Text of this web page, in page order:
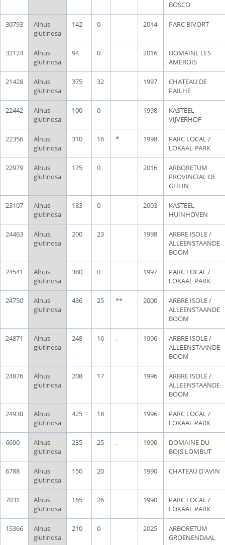
BOSCO
30793
Alnus
glutinosa
142 0 2014 PARC BIVORT
32124
Alnus
glutinosa
94 0 2016
DOMAINE LES
AMEROIS
21428
Alnus
glutinosa
375 32 1997
CHATEAU DE
PAILHE
22442
Alnus
glutinosa
100 0 1998
KASTEEL
VIJVERHOF
22356
Alnus
glutinosa
310 16 * 1998
PARC LOCAL /
LOKAAL PARK
22979
Alnus
glutinosa
175 0 2016
ARBORETUM
PROVINCIAL DE
GHLIN
23107
Alnus
glutinosa
183 0 2003
KASTEEL
HUINHOVEN
24463
Alnus
glutinosa
200 23 1998
ARBRE ISOLE /
ALLEENSTAANDE
BOOM
24541
Alnus
glutinosa
380 0 1997
PARC LOCAL /
LOKAAL PARK
24750
Alnus
glutinosa
436 25 ** 2000
ARBRE ISOLE /
ALLEENSTAANDE
BOOM
24871
Alnus
glutinosa
248 16 . 1996
ARBRE ISOLE /
ALLEENSTAANDE
BOOM
24876
Alnus
glutinosa
208 17 1996
ARBRE ISOLE /
ALLEENSTAANDE
BOOM
24930
Alnus
glutinosa
425 18 1996
PARC LOCAL /
LOKAAL PARK
6690
Alnus
glutinosa
235 25 . 1990
DOMAINE DU
BOIS LOMBUT
6788
Alnus
glutinosa
150 20 1990 CHATEAU D'AVIN
7031
Alnus
glutinosa
165 26 1990
PARC LOCAL /
LOKAAL PARK
15366
Alnus
glutinosa
210 0 2025
ARBORETUM
GROENENDAAL